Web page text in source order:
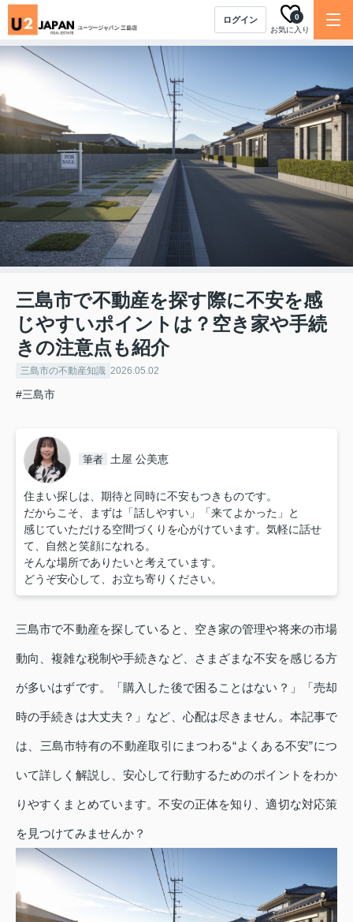
ログイン
お気に入り
0
三島市で不動産を探す際に不安を感
じやすいポイントは？空き家や手続
きの注意点も紹介
三島市の不動産知識 2026.05.02
#三島市
筆者 土屋 公美恵
住まい探しは、期待と同時に不安もつきものです。
だからこそ、まずは「話しやすい」「来てよかった」と
感じていただける空間づくりを心がけています。気軽に話せ
て、自然と笑顔になれる。
そんな場所でありたいと考えています。
どうぞ安心して、お立ち寄りください。
三島市で不動産を探していると、空き家の管理や将来の市場
動向、複雑な税制や手続きなど、さまざまな不安を感じる方
が多いはずです。「購入した後で困ることはない？」「売却
時の手続きは大丈夫？」など、心配は尽きません。本記事で
は、三島市特有の不動産取引にまつわる“よくある不安”につ
いて詳しく解説し、安心して行動するためのポイントをわか
りやすくまとめています。不安の正体を知り、適切な対応策
を見つけてみませんか？